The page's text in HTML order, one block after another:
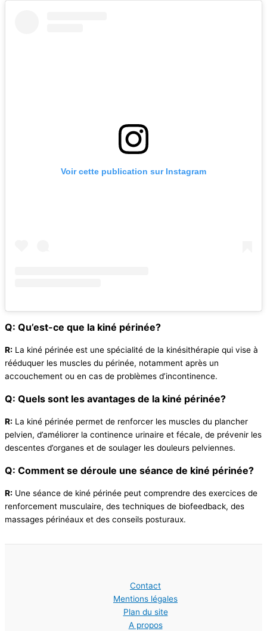
Voir cette publication sur Instagram
Q: Qu’est-ce que la kiné périnée?
R: La kiné périnée est une spécialité de la kinésithérapie qui vise à
rééduquer les muscles du périnée, notamment après un
accouchement ou en cas de problèmes d’incontinence.
Q: Quels sont les avantages de la kiné périnée?
R: La kiné périnée permet de renforcer les muscles du plancher
pelvien, d’améliorer la continence urinaire et fécale, de prévenir les
descentes d’organes et de soulager les douleurs pelviennes.
Q: Comment se déroule une séance de kiné périnée?
R: Une séance de kiné périnée peut comprendre des exercices de
renforcement musculaire, des techniques de biofeedback, des
massages périnéaux et des conseils posturaux.
Contact
Mentions légales
Plan du site
A propos